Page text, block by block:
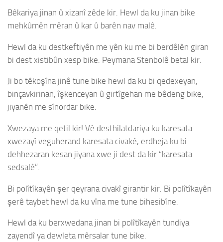
Bêkariya jinan û xizanî zêde kir. Hewl da ku jinan bike
mehkûmên mêran û kar û barên nav malê.
Hewl da ku destkeftiyên me yên ku me bi berdêlên giran
bi dest xistibûn xesp bike. Peymana Stenbolê betal kir.
Ji bo têkoşîna jinê tune bike hewl da ku bi qedexeyan,
binçavkirinan, îşkenceyan û girtîgehan me bêdeng bike,
jiyanên me sînordar bike.
Xwezaya me qetil kir! Vê desthilatdariya ku karesata
xwezayî veguherand karesata civakê, erdheja ku bi
dehhezaran kesan jiyana xwe ji dest da kir “karesata
sedsalê”.
Bi polîtîkayên şer qeyrana civakî girantir kir. Bi polîtîkayên
şerê taybet hewl da ku vîna me tune bihesibîne.
Hewl da ku berxwedana jinan bi polîtîkayên tundiya
zayendî ya dewleta mêrsalar tune bike.